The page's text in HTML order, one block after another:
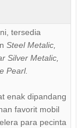
tersedia
Steel Metalic,
Silver Metalic,
Pearl.
enak dipandang
favorit mobil
para pecinta